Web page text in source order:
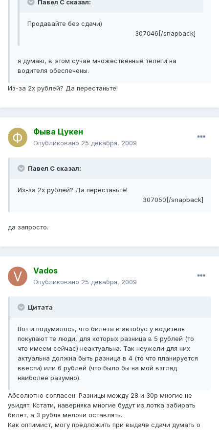
Павел С сказал:
Продавайте без сдачи)
307046[/snapback]
я думаю, в этом сучае множественные телеги на
водителя обеспечены.
Из-за 2х рублей? Да перестаньте!
Фыва Цукен
Опубликовано 25 декабря, 2009
Павел С сказал:
Из-за 2х рублей? Да перестаньте!
307050[/snapback]
да запросто.
Vados
Опубликовано 25 декабря, 2009
Цитата
Вот и подумалось, что билеты в автобус у водителя
покупают те люди, для которых разница в 5 рублей (то
что имеем сейчас) неактуальна. Так неужели для них
актуальна должна быть разница в 4 (то что планируется
ввести) или 6 рублей (что было бы на мой взгляд
наиболее разумно).
Абсолютно согласен. Разницы между 28 и 30р многие не
увидят. Кстати, наверняка многие будут из лотка забирать
билет, а 3 рубля мелочи оставлять.
Как оптимист, могу предложить при выдаче сдачи думать о